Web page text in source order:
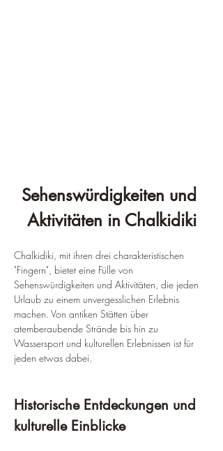
Sehenswürdigkeiten und
Aktivitäten in Chalkidiki
Chalkidiki, mit ihren drei charakteristischen
"Fingern", bietet eine Fülle von
Sehenswürdigkeiten und Aktivitäten, die jeden
Urlaub zu einem unvergesslichen Erlebnis
machen. Von antiken Stätten über
atemberaubende Strände bis hin zu
Wassersport und kulturellen Erlebnissen ist für
jeden etwas dabei.
Historische Entdeckungen und
kulturelle Einblicke